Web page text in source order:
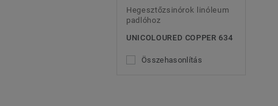
Hegesztőzsinórok linóleum
padlóhoz
UNICOLOURED COPPER 634
Összehasonlítás